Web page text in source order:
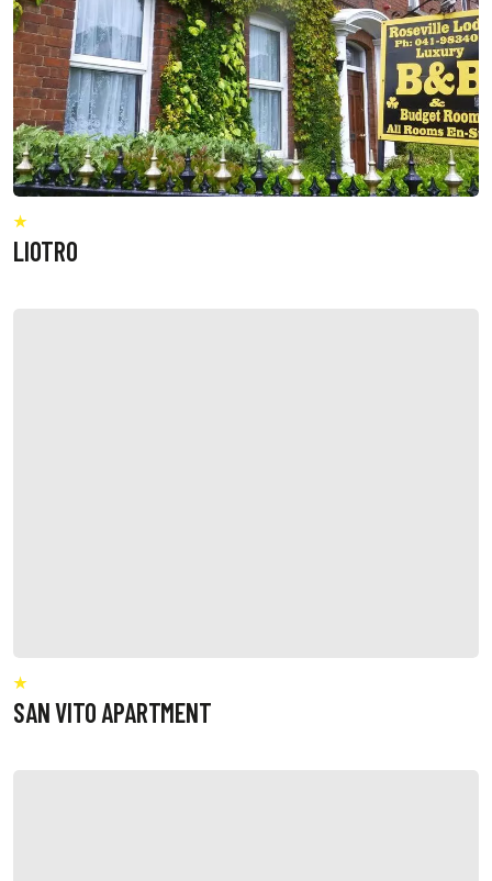
LIOTRO
SAN VITO APARTMENT